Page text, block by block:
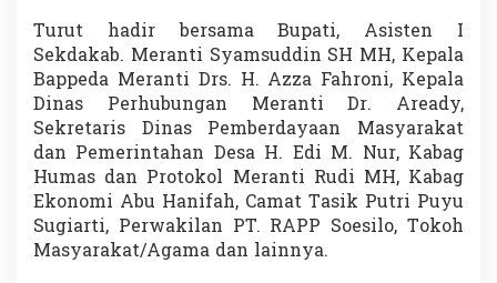
e
p
a
a
M
a
s
y
a
a
Turut hadir bersama Bupati, Asisten I
Sekdakab. Meranti Syamsuddin SH MH, Kepala
Bappeda Meranti Drs. H. Azza Fahroni, Kepala
Dinas Perhubungan Meranti Dr. Aready,
Sekretaris Dinas Pemberdayaan Masyarakat
dan Pemerintahan Desa H. Edi M. Nur, Kabag
Humas dan Protokol Meranti Rudi MH, Kabag
Ekonomi Abu Hanifah, Camat Tasik Putri Puyu
Sugiarti, Perwakilan PT. RAPP Soesilo, Tokoh
Masyarakat/Agama dan lainnya.